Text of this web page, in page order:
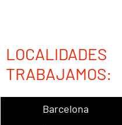
TRABAJAMOS:
Barcelona